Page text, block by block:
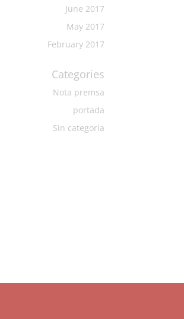
June 2017
May 2017
February 2017
Categories
Nota premsa
portada
Sin categoría